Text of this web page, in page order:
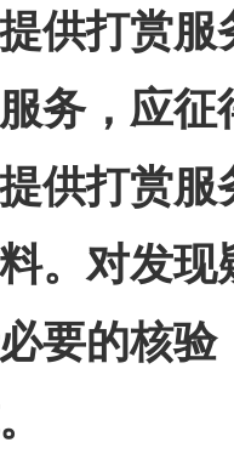
供打赏
务，应
供打赏
。对发
要的核